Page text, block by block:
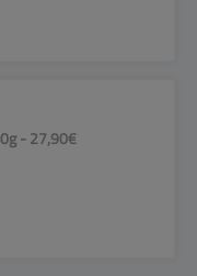
- 27,90€